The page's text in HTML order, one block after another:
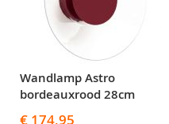
Wandlamp Astro
bordeauxrood 28cm
€ 174,95